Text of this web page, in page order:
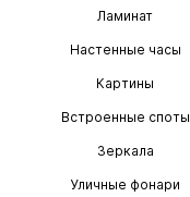
Ламинат
Настенные часы
Картины
Встроенные споты
Зеркала
Уличные фонари